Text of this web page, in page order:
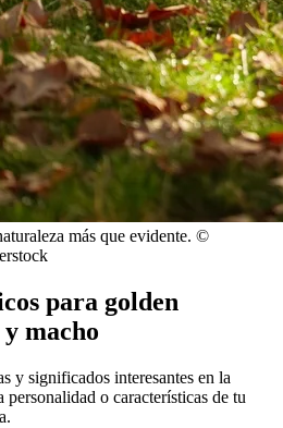
más que evidente. ©
para golden
macho
y significados interesantes en la
o características de tu